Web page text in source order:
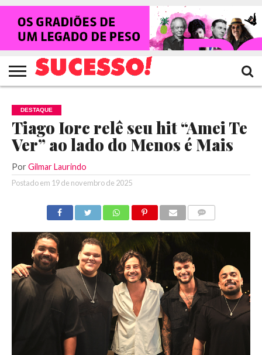
HOME
NOTÍCIAS
SHOWS
ENTREVISTAS
CLIQUES
RANKING
CROWLEY
TV
SUCESSO!
REVISTA
SUCESSO!
DESTAQUE
Tiago Iorc relê seu hit “Amei Te
Ver” ao lado do Menos é Mais
Por Gilmar Laurindo
Postado em 19 de novembro de 2025